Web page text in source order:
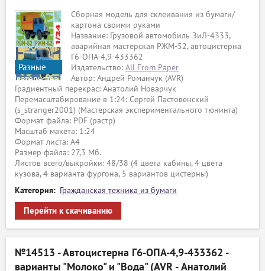
Разные
издательства
Сборная модель для склеивания из бумаги/
картона своими руками
Название: Грузовой автомобиль ЗиЛ-4333,
аварийная мастерская РЖМ-52, автоцистерна
Г6-ОПА-4,9-433362
Издательство: All From Paper
Автор: Андрей Романчук (AVR)
Градиентный перекрас: Анатолий Новарчук
Перемасштабирование в 1:24: Сергей Пастовенский
(s_stranger2001) (Мастерская экспериментального тюнинга)
Формат файла: PDF (растр)
Масштаб макета: 1:24
Формат листа: А4
Размер файла: 27,3 Мб.
Листов всего/выкройки: 48/38 (4 цвета кабины, 4 цвета
кузова, 4 варианта фургона, 5 вариантов цистерны)
Категория: Гражданская техника из бумаги
Перейти к скачиванию
№14513 - Автоцистерна Г6-ОПА-4,9-433362 -
варианты "Молоко" и "Вода" (AVR - Анатолий